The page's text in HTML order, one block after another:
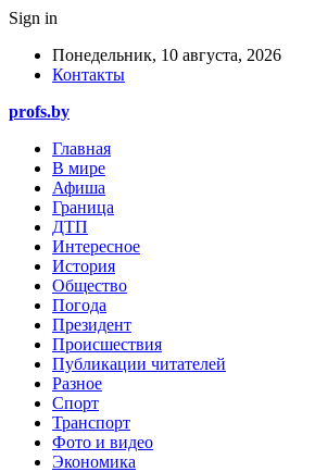
Sign in
Понедельник, 10 августа, 2026
Контакты
profs.by
Главная
В мире
Афиша
Граница
ДТП
Интересное
История
Общество
Погода
Президент
Происшествия
Публикации читателей
Разное
Спорт
Транспорт
Фото и видео
Экономика